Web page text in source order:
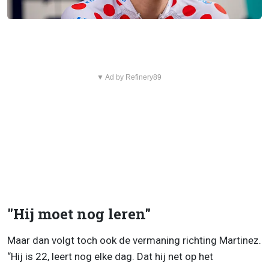
▼ Ad by Refinery89
"Hij moet nog leren"
Maar dan volgt toch ook de vermaning richting Martinez.
“Hij is 22, leert nog elke dag. Dat hij net op het